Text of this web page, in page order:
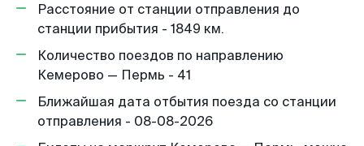
Расстояние от станции отправления до
станции прибытия - 1849 км.
Количество поездов по направлению
Кемерово — Пермь - 41
Ближайшая дата отбытия поезда со станции
отправления - 08-08-2026